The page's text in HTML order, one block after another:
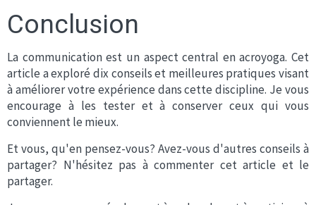
Conclusion
La communication est un aspect central en acroyoga. Cet
article a exploré dix conseils et meilleures pratiques visant
à améliorer votre expérience dans cette discipline. Je vous
encourage à les tester et à conserver ceux qui vous
conviennent le mieux.
Et vous, qu'en pensez-vous? Avez-vous d'autres conseils à
partager? N'hésitez pas à commenter cet article et le
partager.